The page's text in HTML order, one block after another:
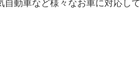
動車など様々なお車に対応して